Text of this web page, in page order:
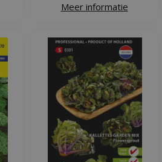
Meer informatie